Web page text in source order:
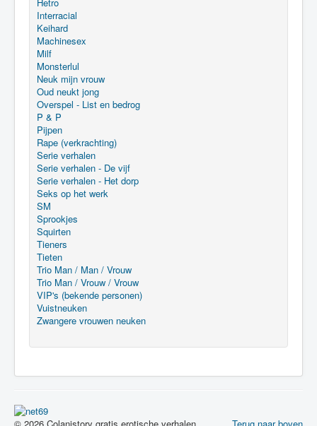
Interracial
Keihard
Machinesex
Milf
Monsterlul
Neuk mijn vrouw
Oud neukt jong
Overspel - List en bedrog
P & P
Pijpen
Rape (verkrachting)
Serie verhalen
Serie verhalen - De vijf
Serie verhalen - Het dorp
Seks op het werk
SM
Sprookjes
Squirten
Tieners
Tieten
Trio Man / Man / Vrouw
Trio Man / Vrouw / Vrouw
VIP's (bekende personen)
Vuistneuken
Zwangere vrouwen neuken